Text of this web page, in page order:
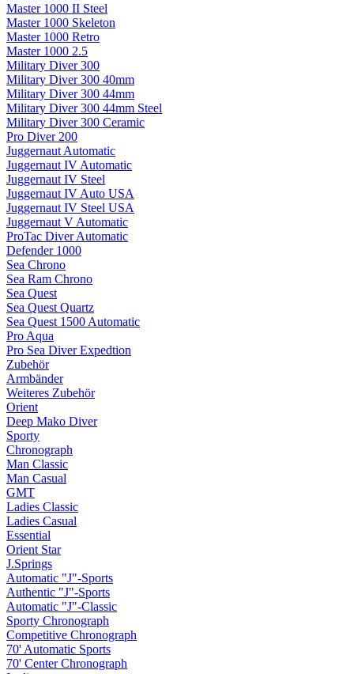
Master 1000 II Steel
Master 1000 Skeleton
Master 1000 Retro
Master 1000 2.5
Military Diver 300
Military Diver 300 40mm
Military Diver 300 44mm
Military Diver 300 44mm Steel
Military Diver 300 Ceramic
Pro Diver 200
Juggernaut Automatic
Juggernaut IV Automatic
Juggernaut IV Steel
Juggernaut IV Auto USA
Juggernaut IV Steel USA
Juggernaut V Automatic
ProTac Diver Automatic
Defender 1000
Sea Chrono
Sea Ram Chrono
Sea Quest
Sea Quest Quartz
Sea Quest 1500 Automatic
Pro Aqua
Pro Sea Diver Expedtion
Zubehör
Armbänder
Weiteres Zubehör
Orient
Deep Mako Diver
Sporty
Chronograph
Man Classic
Man Casual
GMT
Ladies Classic
Ladies Casual
Essential
Orient Star
J.Springs
Automatic "J"-Sports
Authentic "J"-Sports
Automatic "J"-Classic
Sporty Chronograph
Competitive Chronograph
70' Automatic Sports
70' Center Chronograph